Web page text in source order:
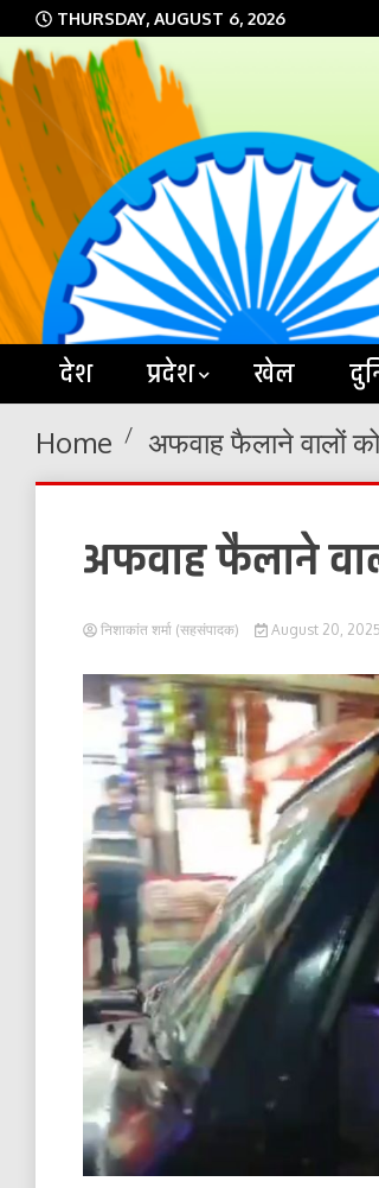
Skip
to
content
THURSDAY, AUGUST 6, 2026
देश प्रदेश खेल
Home अफवाह फैलाने वालों
अफवाह फैलाने
निशाकांत शर्मा (सहसंपादक) August 20, 2025